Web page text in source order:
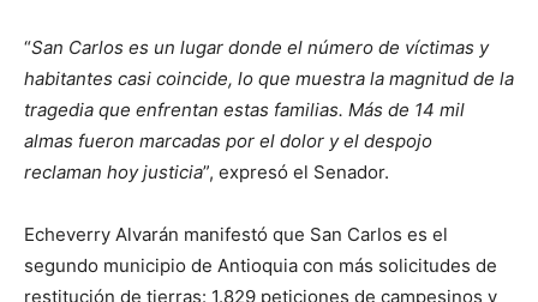
“San Carlos es un lugar donde el número de víctimas y
habitantes casi coincide, lo que muestra la magnitud de la
tragedia que enfrentan estas familias. Más de 14 mil
almas fueron marcadas por el dolor y el despojo
reclaman hoy justicia”, expresó el Senador.
Echeverry Alvarán manifestó que San Carlos es el
segundo municipio de Antioquia con más solicitudes de
restitución de tierras: 1.829 peticiones de campesinos y